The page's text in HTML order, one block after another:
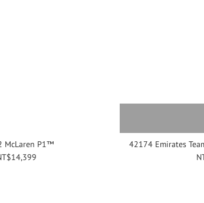
McLaren P1™
42174 Emirates